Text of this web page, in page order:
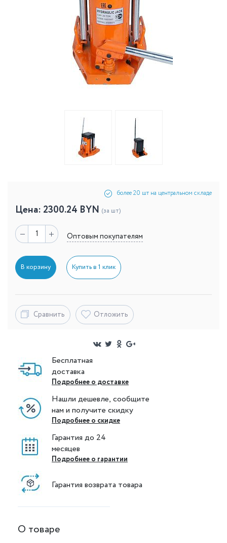
более 20 шт на центральном складе
Цена: 2300.24 BYN (за шт)
Оптовым покупателям
В корзину Купить в 1 клик
Сравнить Отложить
Бесплатная
доставка
Подробнее о доставке
Нашли дешевле, сообщите
нам и получите скидку
Подробнее о скидке
Гарантия до 24
месяцев
Подробнее о гарантии
Гарантия возврата товара
О товаре